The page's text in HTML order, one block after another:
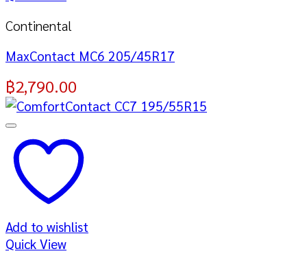
Continental
MaxContact MC6 205/45R17
฿2,790.00
Add to wishlist
Quick View